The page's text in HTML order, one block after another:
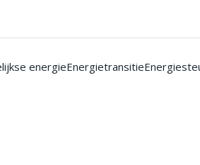
energieEnergietransitie